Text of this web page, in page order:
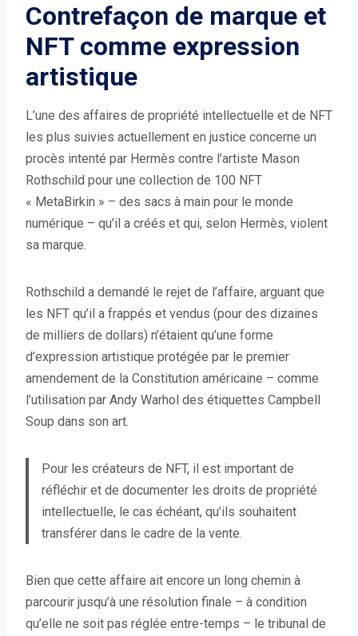
Contrefaçon de marque et
NFT comme expression
artistique
L’une des affaires de propriété intellectuelle et de NFT
les plus suivies actuellement en justice concerne un
procès intenté par Hermès contre l’artiste Mason
Rothschild pour une collection de 100 NFT
« MetaBirkin » – des sacs à main pour le monde
numérique – qu’il a créés et qui, selon Hermès, violent
sa marque.
Rothschild a demandé le rejet de l’affaire, arguant que
les NFT qu’il a frappés et vendus (pour des dizaines
de milliers de dollars) n’étaient qu’une forme
d’expression artistique protégée par le premier
amendement de la Constitution américaine – comme
l’utilisation par Andy Warhol des étiquettes Campbell
Soup dans son art.
Pour les créateurs de NFT, il est important de
réfléchir et de documenter les droits de propriété
intellectuelle, le cas échéant, qu’ils souhaitent
transférer dans le cadre de la vente.
Bien que cette affaire ait encore un long chemin à
parcourir jusqu’à une résolution finale – à condition
qu’elle ne soit pas réglée entre-temps – le tribunal de